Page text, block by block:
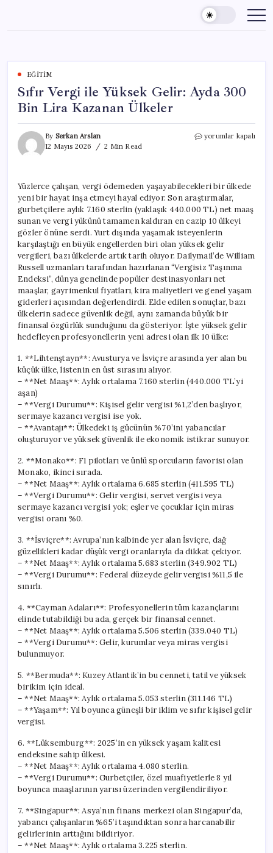
content
EĞITIM
Sıfır Vergi ile Yüksek Gelir: Ayda 300
Bin Lira Kazanan Ülkeler
By Serkan Arslan
12 Mayıs 2026
2 Min Read
Sıfır
Ayda
300
Bin
Lira
Kazanan
Ülkeler
için
yorumlar kapalı
Yüzlerce çalışan, vergi ödemeden yaşayabilecekleri bir ülkede
yeni bir hayat inşa etmeyi hayal ediyor. Son araştırmalar,
gurbetçilere aylık 7.160 sterlin (yaklaşık 440.000 TL) net maaş
sunan ve vergi yükünü tamamen kaldıran en cazip 10 ülkeyi
gözler önüne serdi. Yurt dışında yaşamak isteyenlerin
karşılaştığı en büyük engellerden biri olan yüksek gelir
vergileri, bazı ülkelerde artık tarih oluyor. Dailymail’de William
Russell uzmanları tarafından hazırlanan “Vergisiz Taşınma
Endeksi”, dünya genelinde popüler destinasyonları net
maaşlar, gayrimenkul fiyatları, kira maliyetleri ve genel yaşam
giderleri açısından değerlendirdi. Elde edilen sonuçlar, bazı
ülkelerin sadece güvenlik değil, aynı zamanda büyük bir
finansal özgürlük sunduğunu da gösteriyor. İşte yüksek gelir
hedefleyen profesyonellerin yeni adresi olan ilk 10 ülke:
1. **Lihtenştayn**: Avusturya ve İsviçre arasında yer alan bu
küçük ülke, listenin en üst sırasını alıyor.
– **Net Maaş**: Aylık ortalama 7.160 sterlin (440.000 TL’yi
aşan)
– **Vergi Durumu**: Kişisel gelir vergisi %1,2’den başlıyor,
sermaye kazancı vergisi ise yok.
– **Avantajı**: Ülkedeki iş gücünün %70’ini yabancılar
oluşturuyor ve yüksek güvenlik ile ekonomik istikrar sunuyor.
2. **Monako**: F1 pilotları ve ünlü sporcuların favorisi olan
Monako, ikinci sırada.
– **Net Maaş**: Aylık ortalama 6.685 sterlin (411.595 TL)
– **Vergi Durumu**: Gelir vergisi, servet vergisi veya
sermaye kazancı vergisi yok; eşler ve çocuklar için miras
vergisi oranı %0.
3. **İsviçre**: Avrupa’nın kalbinde yer alan İsviçre, dağ
güzellikleri kadar düşük vergi oranlarıyla da dikkat çekiyor.
– **Net Maaş**: Aylık ortalama 5.683 sterlin (349.902 TL)
– **Vergi Durumu**: Federal düzeyde gelir vergisi %11,5 ile
sınırlı.
4. **Cayman Adaları**: Profesyonellerin tüm kazançlarını
elinde tutabildiği bu ada, gerçek bir finansal cennet.
– **Net Maaş**: Aylık ortalama 5.506 sterlin (339.040 TL)
– **Vergi Durumu**: Gelir, kurumlar veya miras vergisi
bulunmuyor.
5. **Bermuda**: Kuzey Atlantik’in bu cenneti, tatil ve yüksek
birikim için ideal.
– **Net Maaş**: Aylık ortalama 5.053 sterlin (311.146 TL)
– **Yaşam**: Yıl boyunca güneşli bir iklim ve sıfır kişisel gelir
vergisi.
6. **Lüksemburg**: 2025’in en yüksek yaşam kalitesi
endeksine sahip ülkesi.
– **Net Maaş**: Aylık ortalama 4.080 sterlin.
– **Vergi Durumu**: Gurbetçiler, özel muafiyetlerle 8 yıl
boyunca maaşlarının yarısı üzerinden vergilendiriliyor.
7. **Singapur**: Asya’nın finans merkezi olan Singapur’da,
yabancı çalışanların %65’i taşındıktan sonra harcanabilir
gelirlerinin arttığını bildiriyor.
– **Net Maaş**: Aylık ortalama 3.225 sterlin.